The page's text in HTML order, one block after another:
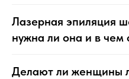
Лазерная эпиляция
нужна ли она и в чем
Делают ли женщины
+7 (980) 079-55-86